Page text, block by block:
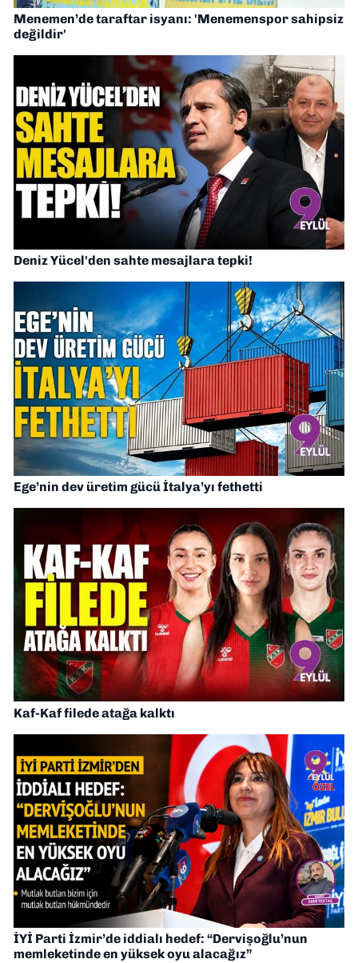
Menemen’de taraftar isyanı: 'Menemenspor sahipsiz
değildir'
Deniz Yücel'den sahte mesajlara tepki!
Ege’nin dev üretim gücü İtalya’yı fethetti
Kaf-Kaf filede atağa kalktı
İYİ Parti İzmir’de iddialı hedef: “Dervişoğlu’nun
memleketinde en yüksek oyu alacağız”